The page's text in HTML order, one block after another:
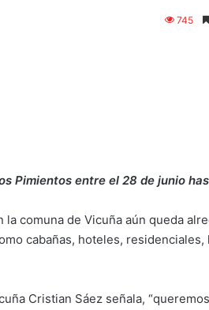
745
Pimientos entre el 28 de junio
comuna de Vicuña aún queda
cabañas, hoteles, residenciales,
Cristian Sáez señala,